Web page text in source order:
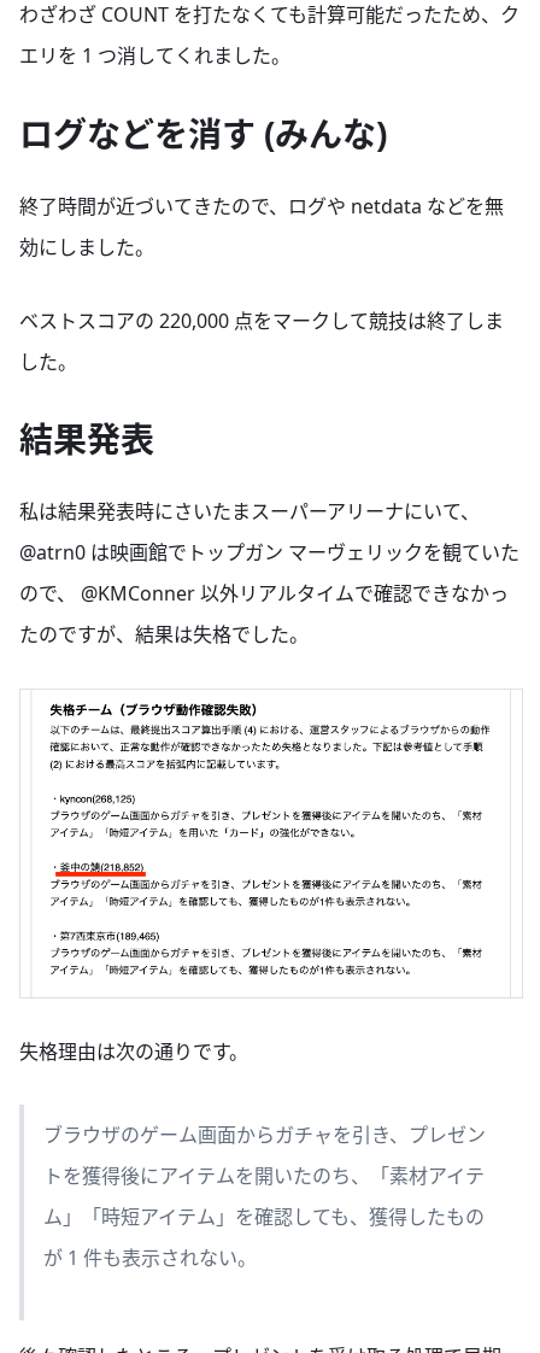
わざわざ COUNT を打たなくても計算可能だったため、ク
エリを 1 つ消してくれました。
ログなどを消す (みんな)
終了時間が近づいてきたので、ログや netdata などを無
効にしました。
ベストスコアの 220,000 点をマークして競技は終了しま
した。
結果発表
私は結果発表時にさいたまスーパーアリーナにいて、
@atrn0 は映画館でトップガン マーヴェリックを観ていた
ので、 @KMConner 以外リアルタイムで確認できなかっ
たのですが、結果は失格でした。
失格理由は次の通りです。
ブラウザのゲーム画面からガチャを引き、プレゼン
トを獲得後にアイテムを開いたのち、「素材アイテ
ム」「時短アイテム」を確認しても、獲得したもの
が 1 件も表示されない。